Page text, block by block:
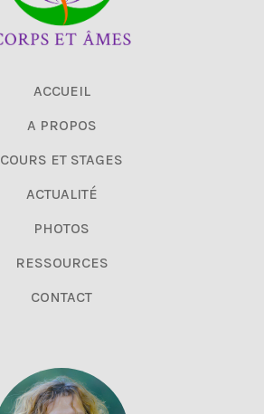
ACCUEIL
A PROPOS
COURS ET STAGES
ACTUALITÉ
PHOTOS
RESSOURCES
CONTACT